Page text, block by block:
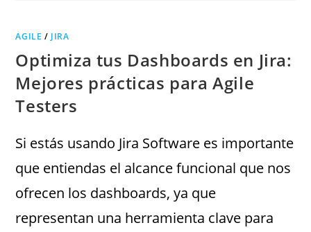
AGILE / JIRA
Optimiza tus Dashboards en Jira:
Mejores prácticas para Agile
Testers
Si estás usando Jira Software es importante
que entiendas el alcance funcional que nos
ofrecen los dashboards, ya que
representan una herramienta clave para